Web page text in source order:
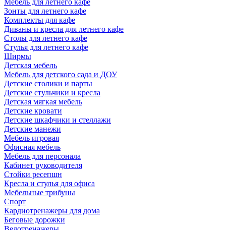
Мебель для летнего кафе
Зонты для летнего кафе
Комплекты для кафе
Диваны и кресла для летнего кафе
Столы для летнего кафе
Стулья для летнего кафе
Ширмы
Детская мебель
Мебель для детского сада и ДОУ
Детские столики и парты
Детские стульчики и кресла
Детская мягкая мебель
Детские кровати
Детские шкафчики и стеллажи
Детские манежи
Мебель игровая
Офисная мебель
Мебель для персонала
Кабинет руководителя
Стойки ресепшн
Кресла и стулья для офиса
Мебельные трибуны
Спорт
Кардиотренажеры для дома
Беговые дорожки